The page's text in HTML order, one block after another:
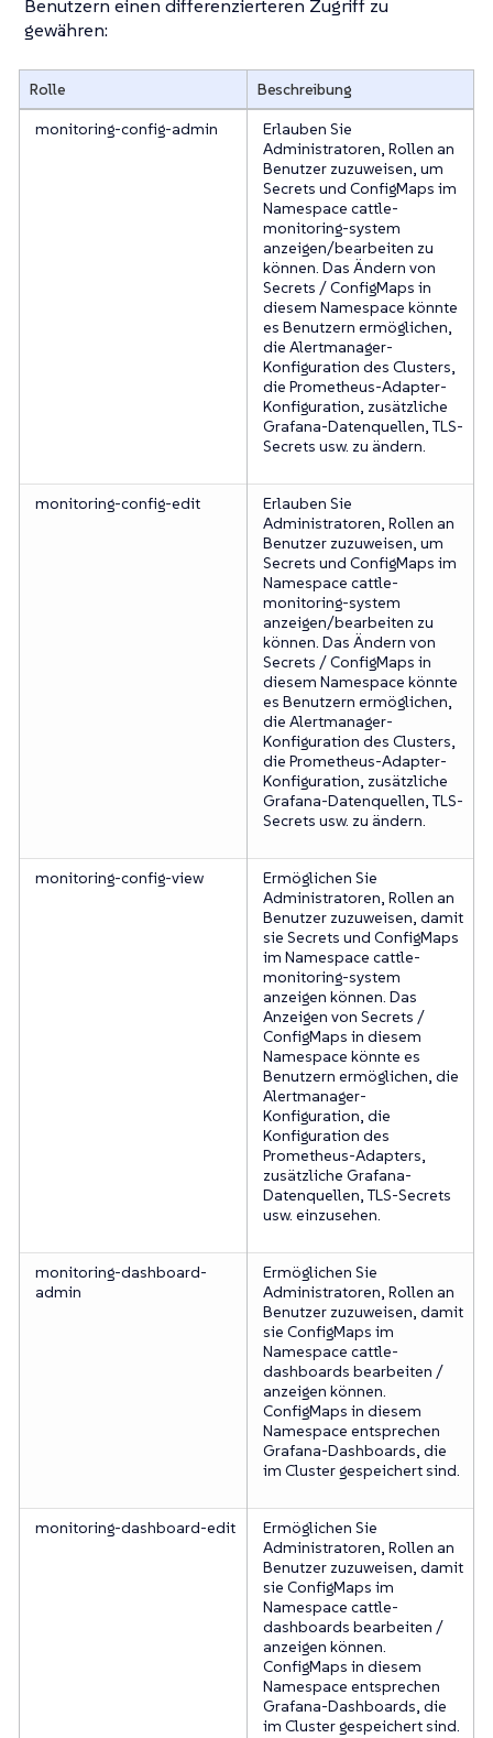
Benutzern einen differenzierteren Zugriff zu
gewähren:
Rolle
Beschreibung
monitoring-config-admin
Erlauben Sie
Administratoren, Rollen an
Benutzer zuzuweisen, um
Secrets und ConfigMaps im
Namespace cattle-
monitoring-system
anzeigen/bearbeiten zu
können. Das Ändern von
Secrets / ConfigMaps in
diesem Namespace könnte
es Benutzern ermöglichen,
die Alertmanager-
Konfiguration des Clusters,
die Prometheus-Adapter-
Konfiguration, zusätzliche
Grafana-Datenquellen, TLS-
Secrets usw. zu ändern.
monitoring-config-edit
Erlauben Sie
Administratoren, Rollen an
Benutzer zuzuweisen, um
Secrets und ConfigMaps im
Namespace cattle-
monitoring-system
anzeigen/bearbeiten zu
können. Das Ändern von
Secrets / ConfigMaps in
diesem Namespace könnte
es Benutzern ermöglichen,
die Alertmanager-
Konfiguration des Clusters,
die Prometheus-Adapter-
Konfiguration, zusätzliche
Grafana-Datenquellen, TLS-
Secrets usw. zu ändern.
monitoring-config-view
Ermöglichen Sie
Administratoren, Rollen an
Benutzer zuzuweisen, damit
sie Secrets und ConfigMaps
im Namespace cattle-
monitoring-system
anzeigen können. Das
Anzeigen von Secrets /
ConfigMaps in diesem
Namespace könnte es
Benutzern ermöglichen, die
Alertmanager-
Konfiguration, die
Konfiguration des
Prometheus-Adapters,
zusätzliche Grafana-
Datenquellen, TLS-Secrets
usw. einzusehen.
monitoring-dashboard-
admin
Ermöglichen Sie
Administratoren, Rollen an
Benutzer zuzuweisen, damit
sie ConfigMaps im
Namespace cattle-
dashboards bearbeiten /
anzeigen können.
ConfigMaps in diesem
Namespace entsprechen
Grafana-Dashboards, die
im Cluster gespeichert sind.
monitoring-dashboard-edit
Ermöglichen Sie
Administratoren, Rollen an
Benutzer zuzuweisen, damit
sie ConfigMaps im
Namespace cattle-
dashboards bearbeiten /
anzeigen können.
ConfigMaps in diesem
Namespace entsprechen
Grafana-Dashboards, die
im Cluster gespeichert sind.